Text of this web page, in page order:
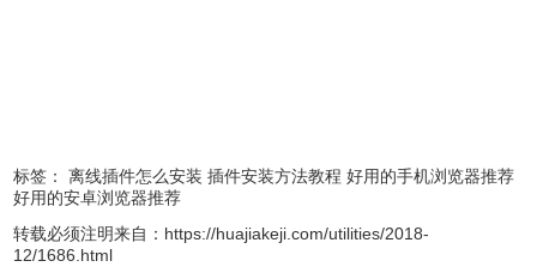
标签： 离线插件怎么安装 插件安装方法教程 好用的手机浏览器推荐
好用的安卓浏览器推荐
转载必须注明来自： https://huajiakeji.com/utilities/2018-
12/1686.html